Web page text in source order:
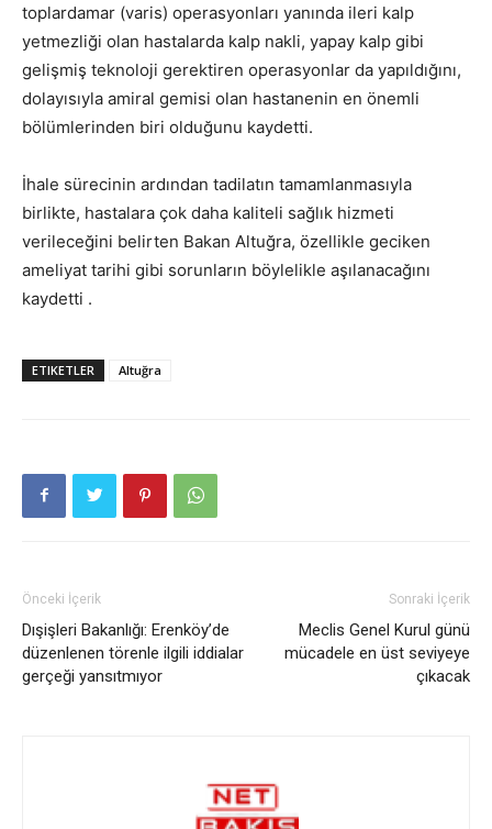
toplardamar (varis) operasyonları yanında ileri kalp
yetmezliği olan hastalarda kalp nakli, yapay kalp gibi
gelişmiş teknoloji gerektiren operasyonlar da yapıldığını,
dolayısıyla amiral gemisi olan hastanenin en önemli
bölümlerinden biri olduğunu kaydetti.
İhale sürecinin ardından tadilatın tamamlanmasıyla
birlikte, hastalara çok daha kaliteli sağlık hizmeti
verileceğini belirten Bakan Altuğra, özellikle geciken
ameliyat tarihi gibi sorunların böylelikle aşılanacağını
kaydetti .
ETIKETLER Altuğra
Önceki İçerik
Dışişleri Bakanlığı: Erenköy’de
düzenlenen törenle ilgili iddialar
gerçeği yansıtmıyor
Sonraki İçerik
Meclis Genel Kurul günü
mücadele en üst seviyeye
çıkacak